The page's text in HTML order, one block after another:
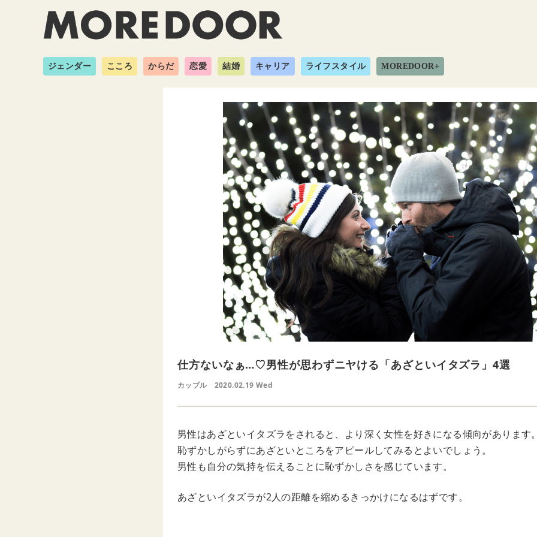
ジェンダー こころ からだ 恋愛 結婚 キャリア ライフスタイル MOREDOOR+
仕方ないなぁ…♡男性が思わずニヤける「あざといイタズラ」4選
カップル 2020.02.19 Wed
男性はあざといイタズラをされると、より深く女性を好きになる傾向があります
恥ずかしがらずにあざといところをアピールしてみるとよいでしょう。
男性も自分の気持を伝えることに恥ずかしさを感じています。
あざといイタズラが2人の距離を縮めるきっかけになるはずです。